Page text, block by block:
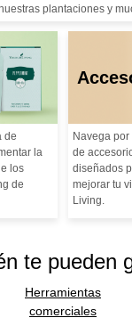
plantaciones y
de
la
los
de
Navega
de
diseñados
mejorar tu
Living.
te pueden
Herramientas
comerciales